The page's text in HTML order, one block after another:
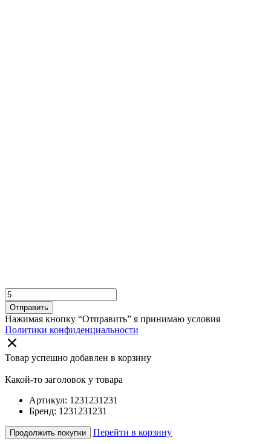
Отправить
Нажимая кнопку “Отправить” я принимаю условия
Политики конфиденциальности
Товар успешно добавлен в корзину
Какой-то заголовок у товара
Артикул: 1231231231
Бренд: 1231231231
Продолжить покупки Перейти в корзину